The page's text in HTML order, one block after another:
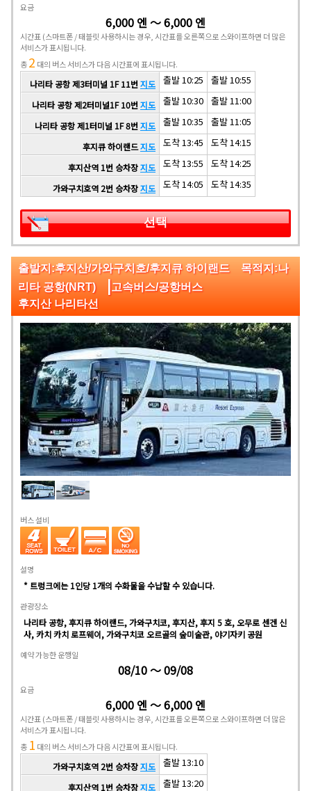
요금
6,000 엔 ～ 6,000 엔
시간표 (스마트폰 / 태블릿 사용하시는 경우, 시간표를 오른쪽으로 스와이프하면 더 많은
서비스가 표시됩니다.
총2 대의 버스 서비스가 다음 시간표에 표시됩니다.
나리타 공항 제3터미널 1F 11번 지도 출발 10:25 출발 10:55
나리타 공항 제2터미널1F 10번 지도 출발 10:30 출발 11:00
나리타 공항 제1터미널 1F 8번 지도 출발 10:35 출발 11:05
후지큐 하이랜드지도 도착 13:45 도착 14:15
후지산역 1번 승차장지도 도착 13:55 도착 14:25
가와구치호역 2번 승차장지도 도착 14:05 도착 14:35
선택
출발지:후지산/가와구치호/후지큐 하이랜드 목적지:나
리타 공항(NRT) |고속버스/공항버스
후지산 나리타선
버스 설비
설명
* 트렁크에는 1인당 1개의 수화물을 수납할 수 있습니다.
관광장소
나리타 공항, 후지큐 하이랜드, 가와구치코, 후지산, 후지 5 호, 오무로 센겐 신
사, 카치 카치 로프웨이, 가와구치코 오르골의 숲미술관, 야기자키 공원
예약 가능한 운행일
08/10 ～ 09/08
요금
6,000 엔 ～ 6,000 엔
시간표 (스마트폰 / 태블릿 사용하시는 경우, 시간표를 오른쪽으로 스와이프하면 더 많은
서비스가 표시됩니다.
총 1 대의 버스 서비스가 다음 시간표에 표시됩니다.
가와구치호역 2번 승차장지도 출발 13:10
후지산역 1번 승차장지도 출발 13:20